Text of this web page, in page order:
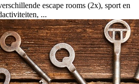
escape rooms (2x), sport en
...